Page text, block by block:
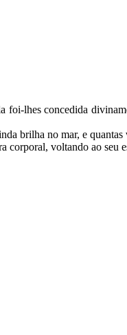
foi-lhes concedida
brilha no mar, e quantas
corporal, voltando ao seu